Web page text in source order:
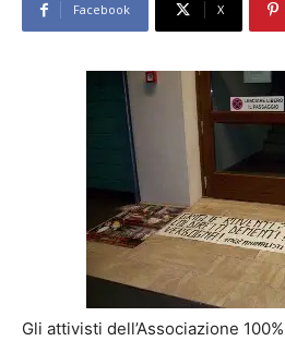
Facebook X
Gli attivisti dell’Associazione